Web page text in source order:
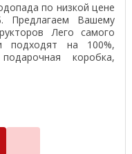
по низкой цене
Вашему
Лего самого
подходят на 100%,
коробка,